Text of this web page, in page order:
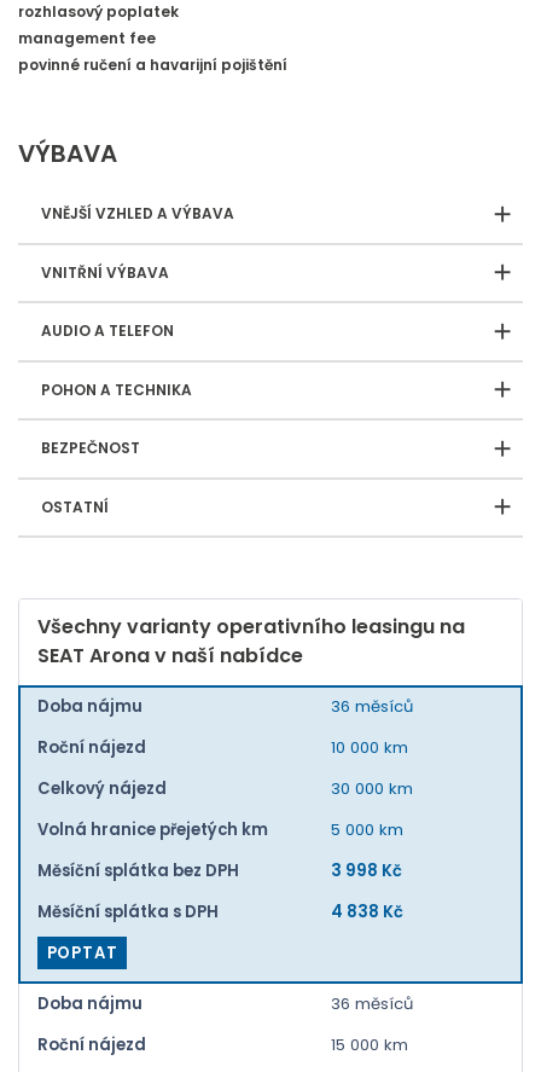
rozhlasový poplatek
management fee
povinné ručení a havarijní pojištění
VÝBAVA
VNĚJŠÍ VZHLED A VÝBAVA
VNITŘNÍ VÝBAVA
AUDIO A TELEFON
POHON A TECHNIKA
BEZPEČNOST
OSTATNÍ
Všechny varianty operativního leasingu na
SEAT Arona v naší nabídce
Doba nájmu
36 měsíců
Roční nájezd
10 000 km
Celkový nájezd
30 000 km
Volná hranice přejetých km
5 000 km
Měsíční splátka bez DPH
3 998 Kč
Měsíční splátka s DPH
4 838 Kč
POPTAT
Doba nájmu
36 měsíců
Roční nájezd
15 000 km